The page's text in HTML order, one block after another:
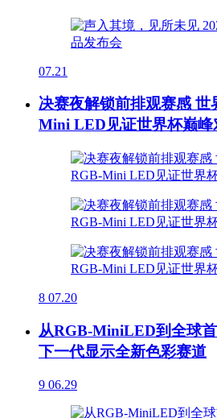
07.21
决赛夜解锁前排观赛感 世
Mini LED见证世界杯巅峰
8 07.20
从RGB-MiniLED到全球
下一代显示全新色彩赛道
9 06.29